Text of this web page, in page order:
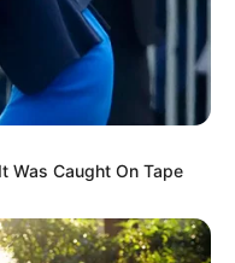
Was Caught On Tape